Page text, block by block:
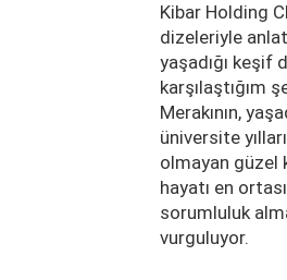
Kibar Holding
dizeleriyle
yaşadığı keşif
karşılaştığım
Merakının,
üniversite
olmayan güzel
hayatı en
sorumluluk
vurguluyor.